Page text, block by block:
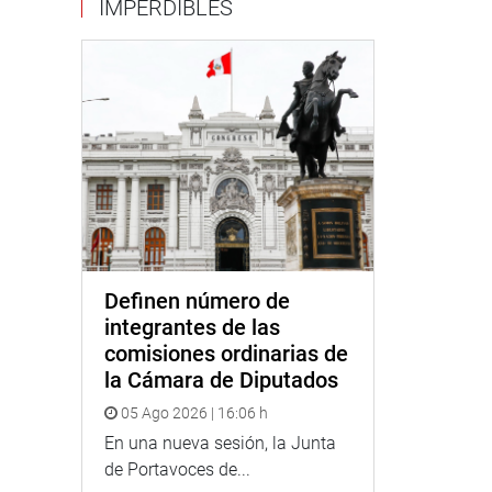
IMPERDIBLES
Definen número de
integrantes de las
comisiones ordinarias de
la Cámara de Diputados
05 Ago 2026 | 16:06 h
En una nueva sesión, la Junta
de Portavoces de...